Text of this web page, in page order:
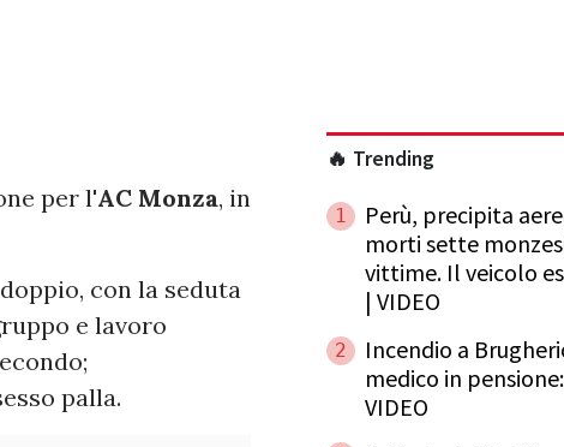
per l'AC Monza, in
con la seduta
e lavoro
palla.
🔥 Trending
1
Perù, precipita
morti sette
vittime. Il veicolo
| VIDEO
2
Incendio a
medico in
VIDEO